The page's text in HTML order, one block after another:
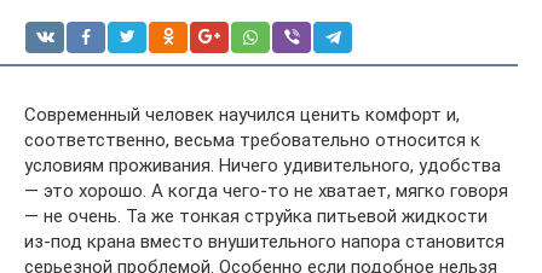
Современный человек научился ценить комфорт и,
соответственно, весьма требовательно относится к
условиям проживания. Ничего удивительного, удобства
— это хорошо. А когда чего-то не хватает, мягко говоря
— не очень. Та же тонкая струйка питьевой жидкости
из-под крана вместо внушительного напора становится
серьезной проблемой. Особенно если подобное нельзя